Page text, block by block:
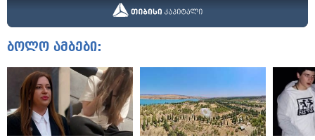
ბოლო ამბები: